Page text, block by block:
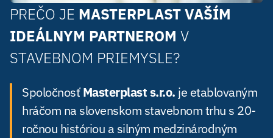
PREČO JE MASTERPLAST VAŠÍM
IDEÁLNYM PARTNEROM V
STAVEBNOM PRIEMYSLE?
SpoločnosťMasterplast s.r.o. je etablovaným
hráčom na slovenskom stavebnom trhu s 20-
ročnou históriou a silným medzinárodným